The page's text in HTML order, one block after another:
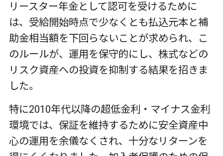
リースター年金として認可を受けるために
は、受給開始時点で少なくとも払込元本と補
助金相当額を下回らないことが求められ、こ
のルールが、運用を保守的にし、株式などの
リスク資産への投資を抑制する結果を招きま
した。
特に2010年代以降の超低金利・マイナス金利
環境では、保証を維持するために安全資産中
心の運用を余儀なくされ、十分なリターンを